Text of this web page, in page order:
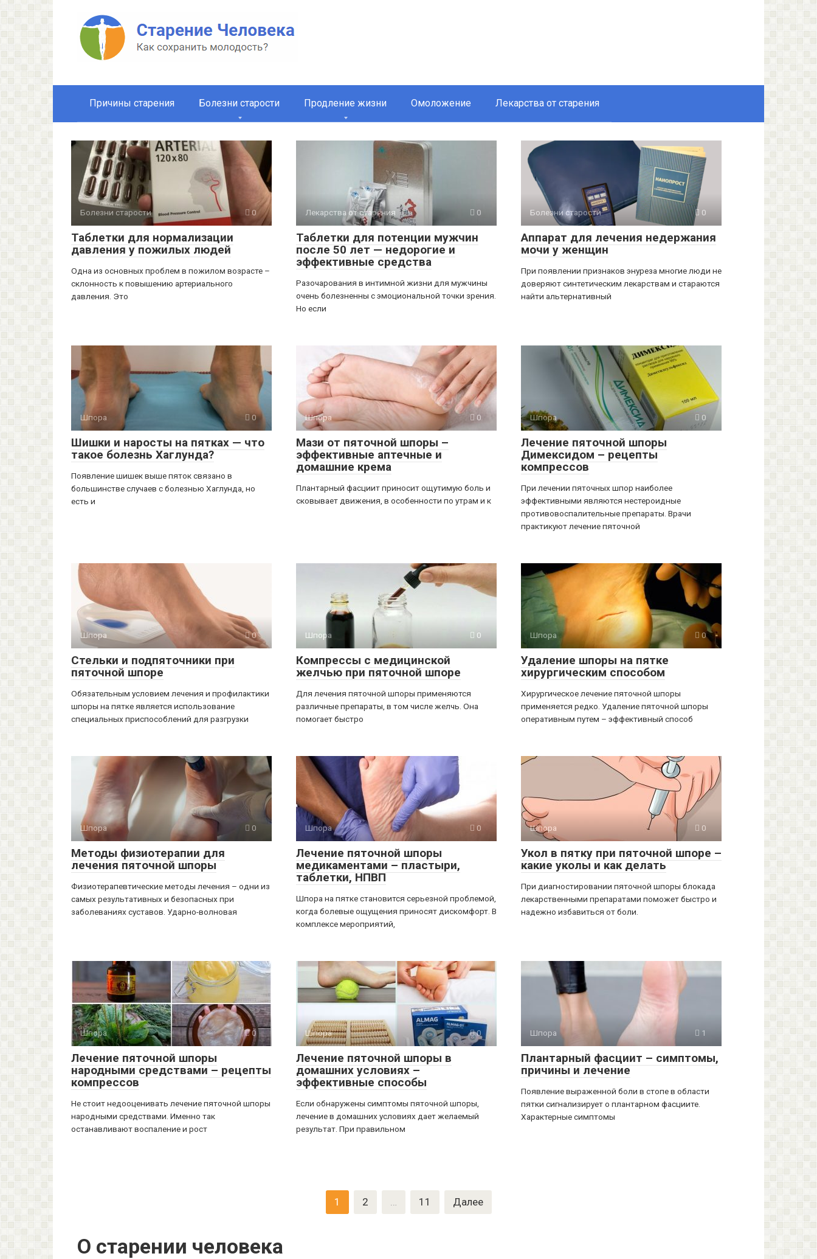
Перейти
контенту
Причины старения Болезни старости Продление жизни Омоложение Лекарства от старения
Болезни старости 0
Таблетки для нормализации
давления у пожилых людей
Одна из основных проблем в пожилом возрасте –
склонность к повышению артериального
давления. Это
Лекарства от старения 0
Таблетки для потенции мужчин
после 50 лет — недорогие и
эффективные средства
Разочарования в интимной жизни для мужчины
очень болезненны с эмоциональной точки зрения.
Но если
Болезни старости 0
Аппарат для лечения недержания
мочи у женщин
При появлении признаков энуреза многие люди не
доверяют синтетическим лекарствам и стараются
найти альтернативный
Шпора 0
Шишки и наросты на пятках — что
такое болезнь Хаглунда?
Появление шишек выше пяток связано в
большинстве случаев с болезнью Хаглунда, но
есть и
Шпора 0
Мази от пяточной шпоры –
эффективные аптечные и
домашние крема
Плантарный фасциит приносит ощутимую боль и
сковывает движения, в особенности по утрам и к
Шпора 0
Лечение пяточной шпоры
Димексидом – рецепты
компрессов
При лечении пяточных шпор наиболее
эффективными являются нестероидные
противовоспалительные препараты. Врачи
практикуют лечение пяточной
Шпора 0
Стельки и подпяточники при
пяточной шпоре
Обязательным условием лечения и профилактики
шпоры на пятке является использование
специальных приспособлений для разгрузки
Шпора 0
Компрессы с медицинской
желчью при пяточной шпоре
Для лечения пяточной шпоры применяются
различные препараты, в том числе желчь. Она
помогает быстро
Шпора 0
Удаление шпоры на пятке
хирургическим способом
Хирургическое лечение пяточной шпоры
применяется редко. Удаление пяточной шпоры
оперативным путем – эффективный способ
Шпора 0
Методы физиотерапии для
лечения пяточной шпоры
Физиотерапевтические методы лечения – одни из
самых результативных и безопасных при
заболеваниях суставов. Ударно-волновая
Шпора 0
Лечение пяточной шпоры
медикаментами – пластыри,
таблетки, НПВП
Шпора на пятке становится серьезной проблемой,
когда болевые ощущения приносят дискомфорт. В
комплексе мероприятий,
Шпора 0
Укол в пятку при пяточной шпоре –
какие уколы и как делать
При диагностировании пяточной шпоры блокада
лекарственными препаратами поможет быстро и
надежно избавиться от боли.
Шпора 0
Лечение пяточной шпоры
народными средствами – рецепты
компрессов
Не стоит недооценивать лечение пяточной шпоры
народными средствами. Именно так
останавливают воспаление и рост
Шпора 0
Лечение пяточной шпоры в
домашних условиях –
эффективные способы
Если обнаружены симптомы пяточной шпоры,
лечение в домашних условиях дает желаемый
результат. При правильном
Шпора 1
Плантарный фасциит – симптомы,
причины и лечение
Появление выраженной боли в стопе в области
пятки сигнализирует о плантарном фасциите.
Характерные симптомы
1 2 … 11 Далее
О старении человека